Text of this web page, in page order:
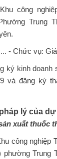
công
Trung
- Chức vụ:
ký kinh doanh
và đăng ký
lý của dự
xuất thuốc
công nghiệp
Trung